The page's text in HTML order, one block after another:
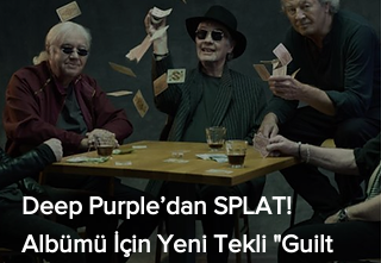
Deep Purple’dan SPLAT!
Albümü İçin Yeni Tekli "Guilt